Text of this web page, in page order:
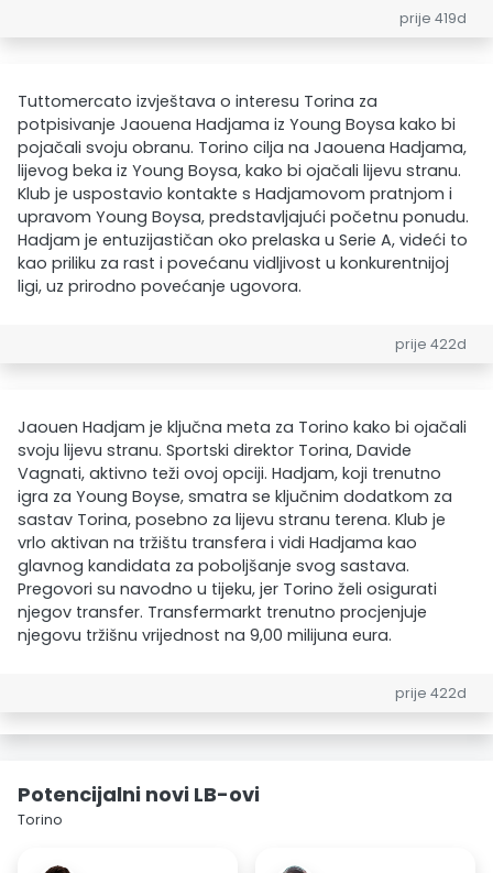
prije 419d
Tuttomercato izvještava o interesu Torina za
potpisivanje Jaouena Hadjama iz Young Boysa kako bi
pojačali svoju obranu. Torino cilja na Jaouena Hadjama,
lijevog beka iz Young Boysa, kako bi ojačali lijevu stranu.
Klub je uspostavio kontakte s Hadjamovom pratnjom i
upravom Young Boysa, predstavljajući početnu ponudu.
Hadjam je entuzijastičan oko prelaska u Serie A, videći to
kao priliku za rast i povećanu vidljivost u konkurentnijoj
ligi, uz prirodno povećanje ugovora.
prije 422d
Jaouen Hadjam je ključna meta za Torino kako bi ojačali
svoju lijevu stranu. Sportski direktor Torina, Davide
Vagnati, aktivno teži ovoj opciji. Hadjam, koji trenutno
igra za Young Boyse, smatra se ključnim dodatkom za
sastav Torina, posebno za lijevu stranu terena. Klub je
vrlo aktivan na tržištu transfera i vidi Hadjama kao
glavnog kandidata za poboljšanje svog sastava.
Pregovori su navodno u tijeku, jer Torino želi osigurati
njegov transfer. Transfermarkt trenutno procjenjuje
njegovu tržišnu vrijednost na 9,00 milijuna eura.
prije 422d
Potencijalni novi LB-ovi
Torino